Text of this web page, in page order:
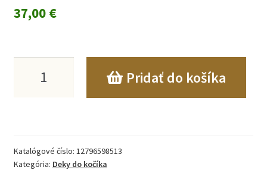
37,00 €
80X100
Pridať do košíka
Katalógové číslo: 12796598513
Kategória: Deky do kočíka